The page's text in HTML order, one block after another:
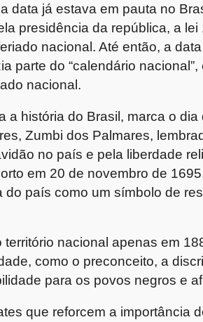
data já estava em pauta no
presidência da república, a lei
nacional. Até então, a
parte do “calendário
nacional.
a história do Brasil, marca o
Zumbi dos Palmares,
no país e pela liberdade
em 20 de novembro de
do país como um símbolo de
nacional apenas em
como o preconceito, a
para os povos negros e
que reforcem a importância